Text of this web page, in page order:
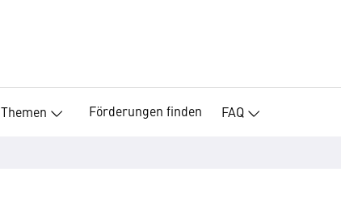
Themen Förderungen finden FAQ